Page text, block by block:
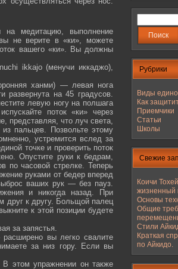
медитацию, выполнение
не верите в «ки», можете
вашего «ки». Вы должны
ikkajo (менучи иккаджо),
ханми) — левая нога
развернута на 45 градусов.
левую ногу на полшага
поток «ки» через
представляя, что луч света,
пальцев. Позвольте этому
устремится вслед за
точке и проверить поток
Опустите руки к бедрам,
по часовой стрелке. Теперь
руками от бедер вперед
ваших рук — без пауз.
и никогда назад. При
друг к другу. Больщой палец
к этой позиции будете
за запястья.
вы легко свалите
за низ гору. Если вы
этом упражнении он также
Рубрики
Виды
Как
Приемчики
Статьи
Школы
Свежие
Коичи
жизненный
Основы
Общие
Стили
Краткая
по Айкидо.